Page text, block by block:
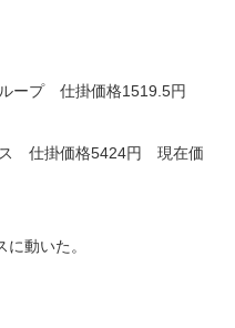
ープ 仕掛価格1519.5円
仕掛価格5424円 現在価
動いた。